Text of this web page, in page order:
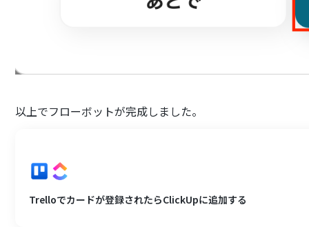
以上でフローボットが完成しました。
Trelloでカードが登録されたらClickUpに追加する